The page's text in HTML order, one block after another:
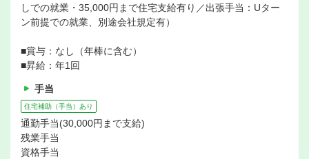
しでの就業・35,000円まで住宅支給有り／出張手当：Uター
ン前提での就業、別途会社規定有）
■賞与：なし（年棒に含む）
■昇給：年1回
手当
住宅補助（手当）あり
通勤手当(30,000円まで支給)
残業手当
資格手当